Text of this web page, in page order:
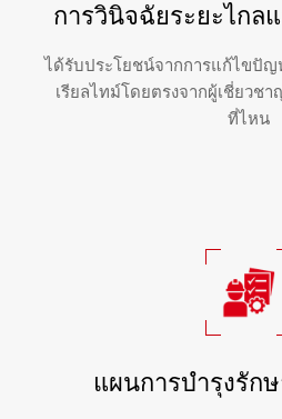
การวินิจฉัยระยะไกล
ได้รับประโยชน์จากการแก้ไขปั
เรียลไทม์โดยตรงจากผู้เชี่ยวช
ที่ไหน
แผนการบำรุงรัก